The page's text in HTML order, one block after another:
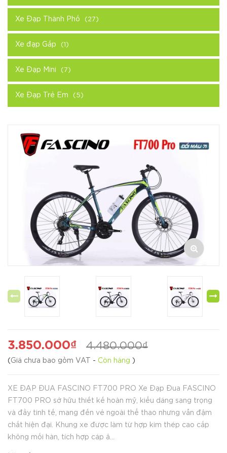
Xe Đạp Thành Phố (27)
Xe đạp Gấp (1)
Xe Đạp Mini (7)
Xe Đạp Trẻ Em (5)
3.850.000₫ 4.480.000₫
( Giá chưa bao gồm VAT - Còn hàng )
XE ĐẠP ĐUA FASCINO FT700 PRO Xe Đạp Đua FASCINO
FT700 PRO sở hữu thiết kế hoàn mỹ, kiểu dáng sang trọng
và đầy tinh tế, mang đến vẻ ngoài thể thao nhưng vẫn đậm
chất hiện đại. Khung xe được làm từ hợp kim thép cao cấp
không mối hàn, tích hợp cáp â...